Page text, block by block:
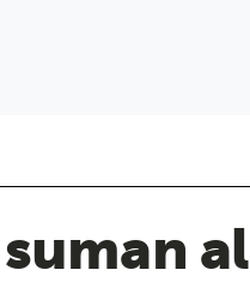
al